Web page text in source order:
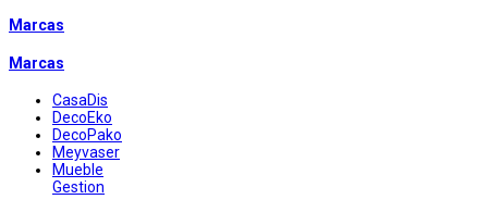
Marcas
Marcas
CasaDis
DecoEko
DecoPako
Meyvaser
Mueble
Gestion